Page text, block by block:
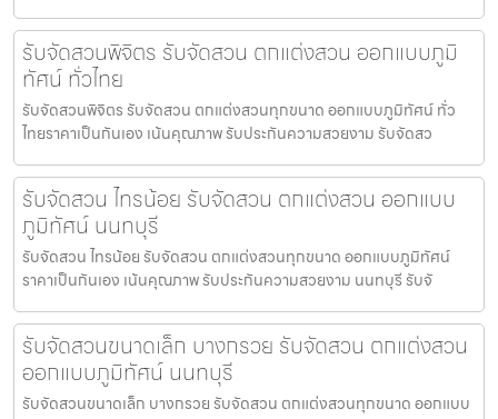
รับจัดสวนพิจิตร รับจัดสวน ตกแต่งสวน ออกแบบภูมิ
ทัศน์ ทั่วไทย
รับจัดสวนพิจิตร รับจัดสวน ตกแต่งสวนทุกขนาด ออกแบบภูมิทัศน์ ทั่ว
ไทยราคาเป็นกันเอง เน้นคุณภาพ รับประกันความสวยงาม รับจัดสว
รับจัดสวน ไทรน้อย รับจัดสวน ตกแต่งสวน ออกแบบ
ภูมิทัศน์ นนทบุรี
รับจัดสวน ไทรน้อย รับจัดสวน ตกแต่งสวนทุกขนาด ออกแบบภูมิทัศน์
ราคาเป็นกันเอง เน้นคุณภาพ รับประกันความสวยงาม นนทบุรี รับจั
รับจัดสวนขนาดเล็ก บางกรวย รับจัดสวน ตกแต่งสวน
ออกแบบภูมิทัศน์ นนทบุรี
รับจัดสวนขนาดเล็ก บางกรวย รับจัดสวน ตกแต่งสวนทุกขนาด ออกแบบ